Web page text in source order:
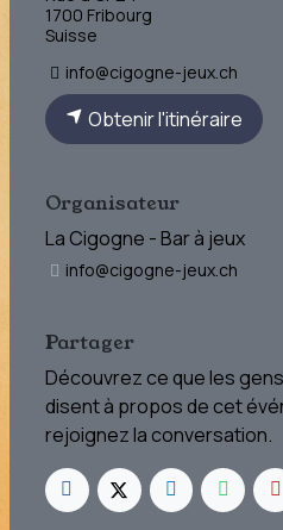
1700 Fribourg
Suisse
info@cigogne-jeux.ch
Obtenir l'itinéraire
Organisateur
La Cigogne - Bar à jeux
info@cigogne-jeux.ch
Partager
Découvrez ce que les
disent à propos de cet
rejoignez la conversation.